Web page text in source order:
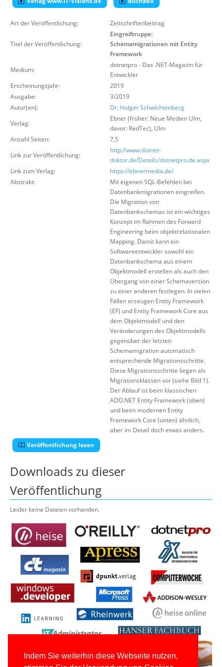
Indem Sie weiterhin diese Webseite nutzen,
Über uns
Suche
Art der Veröffentlichung: Zeitschriftenbeitrag
Titel der Veröffentlichung:
Eingreiftruppe:
Schemamigrationen mit Entity
Framework
Medium:
dotnetpro - Das .NET-Magazin für
Entwickler
Erscheinungsjahr:
2019
Ausgabe:
3/2019
Autor(en):
Dr. Holger Schwichtenberg
Verlag:
Ebner (früher: Neue Medien Ulm,
davor: RedTec), Ulm
Anzahl Seiten:
7,5
Link zur Veröffentlichung:
http://www.dotnet-
doktor.de/Details/dotnetpro.de.aspx
Link zum Verlag:
https://ebnermedia.de/
Abstrakt:
Mit eigenen SQL-Befehlen bei
Datenbankmigrationen eingreifen.
Die Migration von
Datenbankschemas ist ein wichtiges
Konzept im Rahmen des Forward
Engineering beim objektrelationalen
Mapping. Damit kann ein
Softwareentwickler sowohl ein
Datenbankschema aus einem
Objektmodell erstellen als auch den
Übergang von einer Schemaversion
zu einer anderen festlegen. In vielen
Fällen erzeugen Entity Framework
(EF) und Entity Framework Core aus
dem Objektmodell und den
Veränderungen des Objektmodells
gegenüber der letzten
Schemamigration automatisch
entsprechende Migrationsschritte.
Diese Migrationsschritte liegen als
Migrationsklassen vor (siehe Bild 1).
Der Ablauf ist beim klassischen
ADO.NET Entity Framework (oben)
und beim modernen Entity
Framework Core (unten) ähnlich,
aber im Detail doch etwas anders.
Veröffentlichung lesen
Downloads zu dieser
Veröffentlichung
Leider keine Dateien vorhanden.